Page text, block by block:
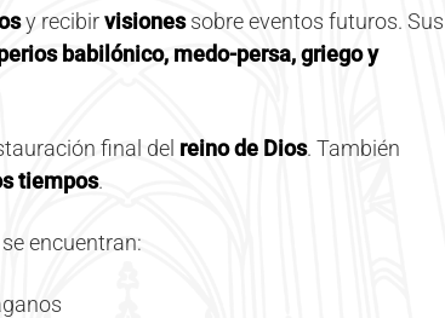
y recibirvisionessobre eventos futuros. Sus
babilónico, medo-persa, griego y
final del reino de Dios. También
tiempos.
encuentran: